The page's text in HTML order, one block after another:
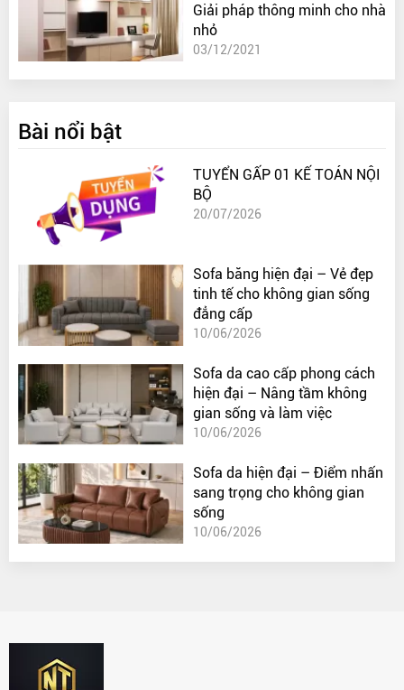
Giải pháp thông minh cho nhà
nhỏ
03/12/2021
Bài nổi bật
TUYỂN GẤP 01 KẾ TOÁN NỘI
BỘ
20/07/2026
Sofa băng hiện đại – Vẻ đẹp
tinh tế cho không gian sống
đẳng cấp
10/06/2026
Sofa da cao cấp phong cách
hiện đại – Nâng tầm không
gian sống và làm việc
10/06/2026
Sofa da hiện đại – Điểm nhấn
sang trọng cho không gian
sống
10/06/2026